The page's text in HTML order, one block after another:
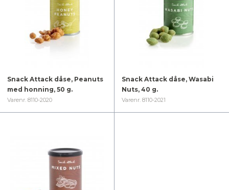
Varenr. 8110-2020
Snack Attack dåse, Peanuts
med honning, 50 g.
Varenr. 8110-2021
Snack Attack dåse, Wasabi
Nuts, 40 g.